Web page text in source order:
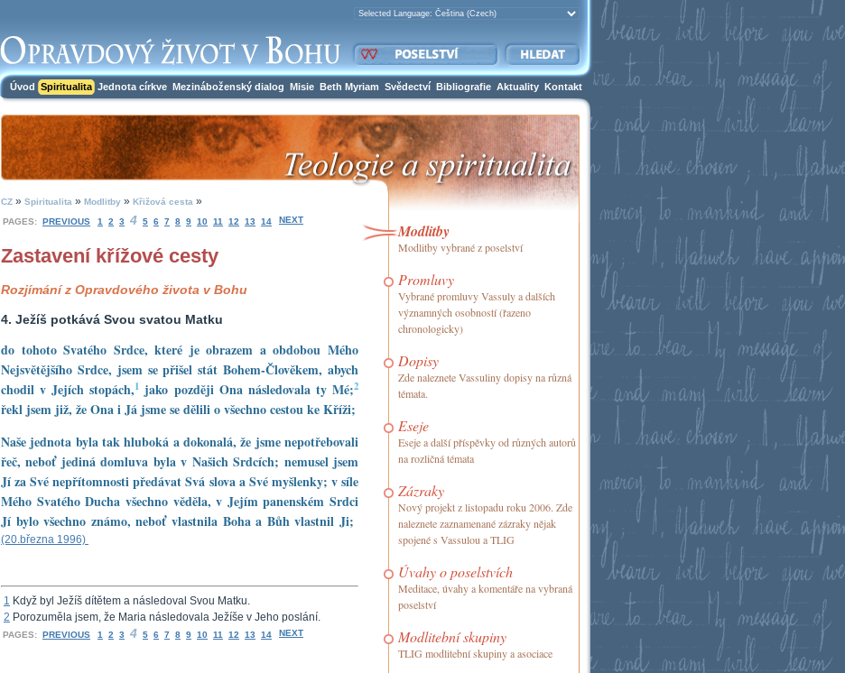
Úvod Spiritualita Jednota církve Mezináboženský dialog Misie Beth Myriam Svědectví Bibliografie Aktuality Kontakt
CZ » Spiritualita » Modlitby » Křižová cesta »
PAGES: PREVIOUS 1 2 3 4 5 6 7 8 9 10 11 12 13 14 NEXT
Zastavení křížové cesty
Rozjímáníz Opravdového života v Bohu
4. Ježíš potkává Svou svatou Matku
do tohoto Svatého Srdce, které je obrazem a obdobou Mého
Nejsvětějšího Srdce, jsem se přišel stát Bohem-Člověkem, abych
chodil v Jejích stopách,1 jako později Ona následovala ty Mé;2
řekl jsem již, že Ona i Já jsme se dělili o všechno cestou ke Kříži;
Naše jednota byla tak hluboká a dokonalá, že jsme nepotřebovali
řeč, neboť jediná domluva byla v Našich Srdcích; nemusel jsem
Jí za Své nepřítomnosti předávat Svá slova a Své myšlenky; v síle
Mého Svatého Ducha všechno věděla, v Jejím panenském Srdci
Jí bylo všechno známo, neboť vlastnila Boha a Bůh vlastnil Ji;
(20.března 1996)
1 Když byl Ježíš dítětem a následoval Svou Matku.
2 Porozuměla jsem, že Maria následovala Ježíše v Jeho poslání.
PAGES: PREVIOUS 1 2 3 4 5 6 7 8 9 10 11 12 13 14 NEXT
Modlitby
Modlitby vybrané z poselství
Promluvy
Vybrané promluvy Vassuly a dalších
významných osobností (řazeno
chronologicky)
Dopisy
Zde naleznete Vassuliny dopisy na různá
témata.
Eseje
Eseje a další příspěvky od různých autorů
na rozličná témata
Zázraky
Nový projekt z listopadu roku 2006. Zde
naleznete zaznamenané zázraky nějak
spojené s Vassulou a TLIG
Úvahy o poselstvích
Meditace, úvahy a komentáře na vybraná
poselství
Modlitební skupiny
TLIG modlitební skupiny a asociace